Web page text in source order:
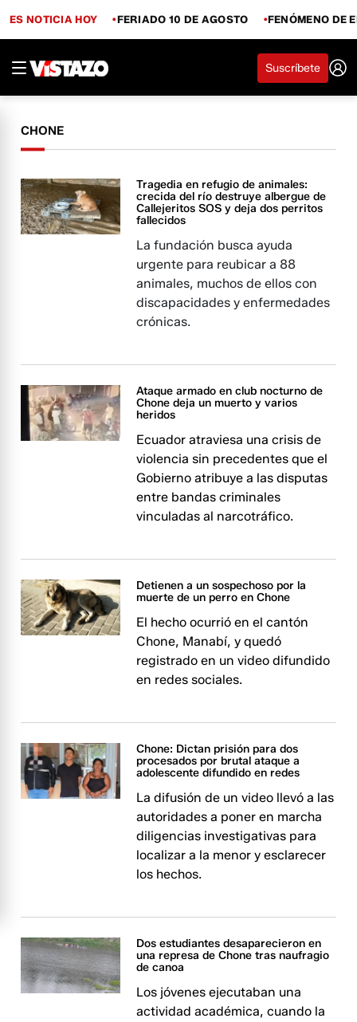
ES NOTICIA HOY FERIADO 10 DE AGOSTO FENÓMENO DE
Suscríbete
CHONE
Tragedia en refugio de animales:
crecida del río destruye albergue de
Callejeritos SOS y deja dos perritos
fallecidos
La fundación busca ayuda
urgente para reubicar a 88
animales, muchos de ellos con
discapacidades y enfermedades
crónicas.
Ataque armado en club nocturno de
Chone deja un muerto y varios
heridos
Ecuador atraviesa una crisis de
violencia sin precedentes que el
Gobierno atribuye a las disputas
entre bandas criminales
vinculadas al narcotráfico.
Detienen a un sospechoso por la
muerte de un perro en Chone
El hecho ocurrió en el cantón
Chone, Manabí, y quedó
registrado en un video difundido
en redes sociales.
Chone: Dictan prisión para dos
procesados por brutal ataque a
adolescente difundido en redes
La difusión de un video llevó a las
autoridades a poner en marcha
diligencias investigativas para
localizar a la menor y esclarecer
los hechos.
Dos estudiantes desaparecieron en
una represa de Chone tras naufragio
de canoa
Los jóvenes ejecutaban una
actividad académica, cuando la